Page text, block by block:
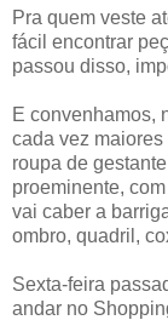
Pra quem veste
fácil encontrar
passou disso,
E convenhamos,
cada vez
roupa de
proeminente,
vai caber a
ombro, quadril,
Sexta-feira
andar no